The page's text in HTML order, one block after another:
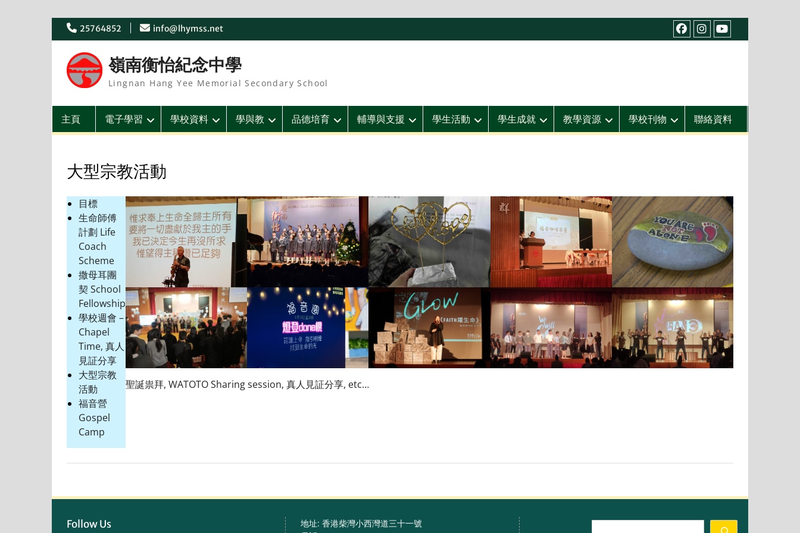
Skip
25764852
info@lhymss.net
facebook
IG youtube
嶺南衡怡紀念中學
Lingnan Hang Yee Memorial Secondary School
主頁 電子學習 學校資料 學與教 品德培育 輔導與支援 學生活動 學生成就 教學資源 學校刊物 聯絡資料
大型宗教活動
目標
生命師傅
計劃 Life
Coach
Scheme
撒母耳團
契 School
Fellowship
學校週會 –
Chapel
Time, 真人
見証分享
大型宗教
活動
福音營
Gospel
Camp
聖誕祟拜, WATOTO Sharing session, 真人見証分享, etc…
Follow Us
地址: 香港柴灣小西灣道三十一號